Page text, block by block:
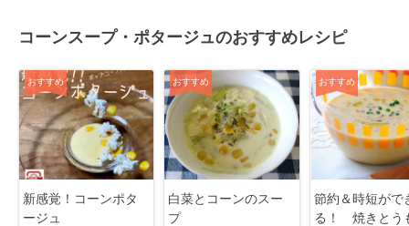
コーンスープ・ポタージュのおすすめレシピ
おすすめ
新感覚！コーンポタ
ージュ
おすすめ
白菜とコーンのスー
プ
おすすめ
節約＆時短がで
る！ 焼きとう